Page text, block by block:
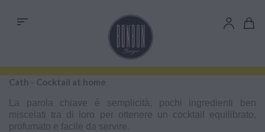
sort
Cath - Cocktail at home
La parola chiave è semplicità, pochi ingredienti ben
miscelati tra di loro per ottenere un cocktail equilibrato,
profumato e facile da servire.